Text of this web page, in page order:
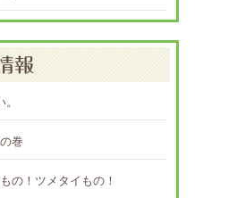
巻
の！ツメタイもの！